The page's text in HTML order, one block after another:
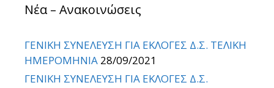
Νέα – Ανακοινώσεις
ΓΕΝΙΚΗ ΣΥΝΕΛΕΥΣΗ ΓΙΑ ΕΚΛΟΓΕΣ Δ.Σ. ΤΕΛΙΚΗ
ΗΜΕΡΟΜΗΝΙΑ 28/09/2021
ΓΕΝΙΚΗ ΣΥΝΕΛΕΥΣΗ ΓΙΑ ΕΚΛΟΓΕΣ Δ.Σ.